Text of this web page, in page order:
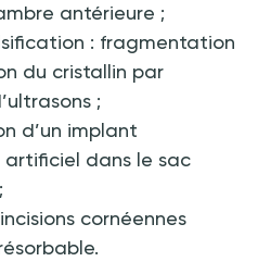
antérieure ;
: fragmentation
du cristallin par
;
d’un implant
artificiel dans le sac
;
cornéennes